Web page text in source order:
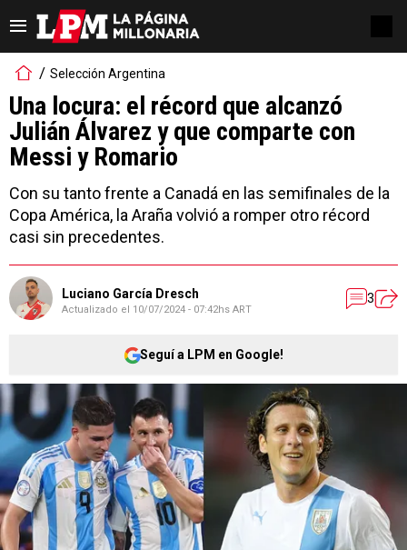
Selección Argentina
Una locura: el récord que alcanzó
Julián Álvarez y que comparte con
Messi y Romario
Con su tanto frente a Canadá en las semifinales de la
Copa América, la Araña volvió a romper otro récord
casi sin precedentes.
Luciano García Dresch
Actualizado el 10/07/2024 - 07:42hs ART
3
Seguí a LPM en Google!